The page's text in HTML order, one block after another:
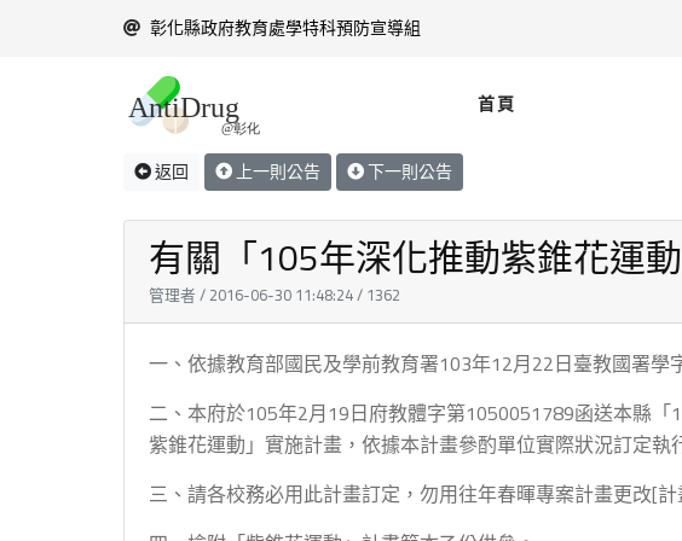
彰化縣政府教育處學特科預防宣導組
首頁
返回 上一則公告 下一則公告
有關「105年深化推動紫錐花運
管理者 / 2016-06-30 11:48:24 / 1362
一、依據教育部國民及學前教育署103年12月22日臺教國署學
二、本府於105年2月19日府教體字第1050051789函送本縣
紫錐花運動」實施計畫，依據本計畫參酌單位實際狀況訂定
三、請各校務必用此計畫訂定，勿用往年春暉專案計畫更改[